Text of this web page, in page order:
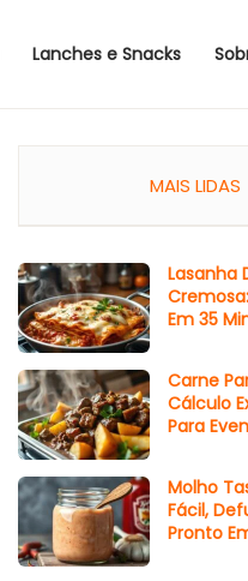
Lanches e Snacks
MAIS LIDAS
Lasanha
Em 35
Carne
Cálculo
Para
Molho
Fácil,
Pronto